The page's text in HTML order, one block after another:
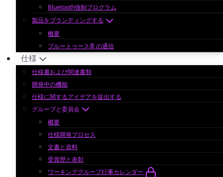
Bluetooth強制プログラム
製品をブランディングする
概要
ブルートゥース® の通信
仕様
仕様書および関連書類
開発中の機能
仕様に関するアイデアを提出する
グループと委員会
概要
仕様開発プロセス
文書と資料
受賞歴と表彰
ワーキンググループ行事カレンダー